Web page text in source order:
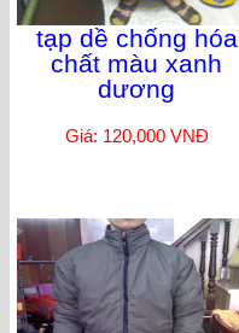
tạp dề chống hóa
chất màu xanh
dương
Giá: 120,000 VNĐ